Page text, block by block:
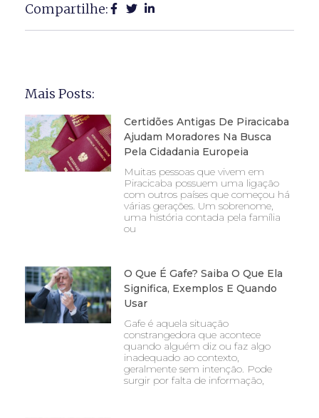
Compartilhe:
Mais Posts:
Certidões Antigas De Piracicaba
Ajudam Moradores Na Busca
Pela Cidadania Europeia
Muitas pessoas que vivem em
Piracicaba possuem uma ligação
com outros países que começou há
várias gerações. Um sobrenome,
uma história contada pela família
ou
O Que É Gafe? Saiba O Que Ela
Significa, Exemplos E Quando
Usar
Gafe é aquela situação
constrangedora que acontece
quando alguém diz ou faz algo
inadequado ao contexto,
geralmente sem intenção. Pode
surgir por falta de informação,